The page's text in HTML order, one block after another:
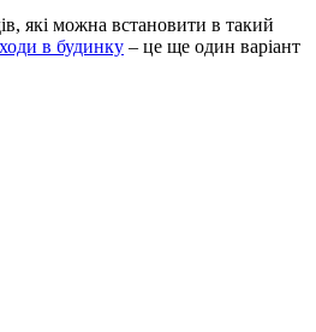
які можна встановити в такий
в будинку – це ще один варіант